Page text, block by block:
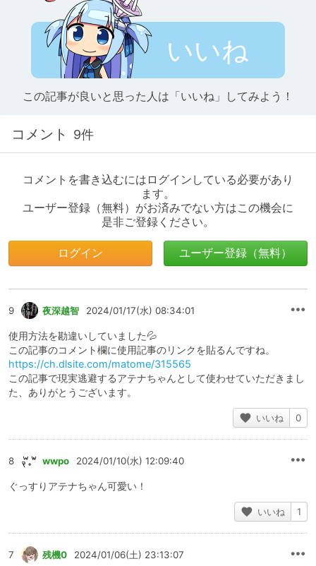
いいね
この記事が良いと思った人は「いいね」してみよう！
コメント 9件
コメントを書き込むにはログインしている必要があり
ます。
ユーザー登録（無料）がお済みでない方はこの機会に
是非ご登録ください。
ログイン ユーザー登録（無料）
9 夜深越智 2024/01/17(水) 08:34:01
使用方法を勘違いしていました💦
この記事のコメント欄に使用記事のリンクを貼るんですね。
https://ch.dlsite.com/matome/315565
この記事で現実逃避するアテナちゃんとして使わせていただきまし
た、ありがとうございます。
いいね 0
8 wwpo 2024/01/10(水) 12:09:40
ぐっすりアテナちゃん可愛い！
いいね 1
7 残機0 2024/01/06(土) 23:13:07